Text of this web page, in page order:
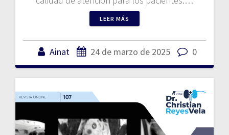
LEER MÁS
Ainat 24 de marzo de 2025 0